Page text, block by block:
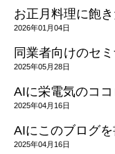
お正月料理に飽
2026年01月04日
同業者向けのセ
2025年05月28日
AIに栄電気のコ
2025年04月16日
AIにこのブログを
2025年04月16日